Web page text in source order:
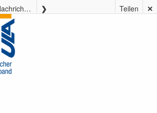
ULA-Nachrichten Oktober 2024 ✕
Teilen